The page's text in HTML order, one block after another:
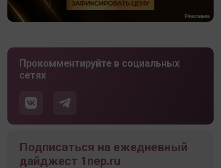
Прокомментируйте в социальных
сетях
Подписаться на ежедневный
дайджест 1nep.ru